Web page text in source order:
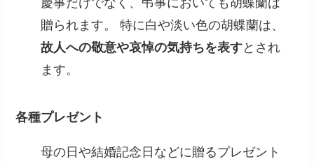
慶事だけでなく、弔事においても胡蝶蘭は
贈られます。 特に白や淡い色の胡蝶蘭は、
故人への敬意や哀悼の気持ちを表すとされ
ます。
各種プレゼント
母の日や結婚記念日などに贈るプレゼント